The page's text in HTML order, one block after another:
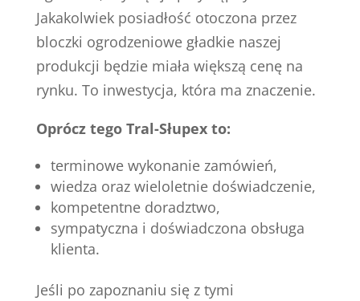
Jakakolwiek posiadłość otoczona przez
bloczki ogrodzeniowe gładkie naszej
produkcji będzie miała większą cenę na
rynku. To inwestycja, która ma znaczenie.
Oprócz tego Tral-Słupex to:
terminowe wykonanie zamówień,
wiedza oraz wieloletnie doświadczenie,
kompetentne doradztwo,
sympatyczna i doświadczona obsługa
klienta.
Jeśli po zapoznaniu się z tymi